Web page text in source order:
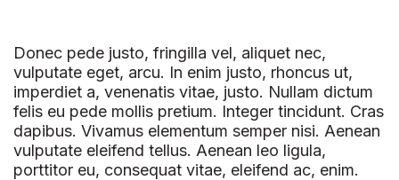
Donec pede justo, fringilla vel, aliquet nec,
vulputate eget, arcu. In enim justo, rhoncus ut,
imperdiet a, venenatis vitae, justo. Nullam dictum
felis eu pede mollis pretium. Integer tincidunt. Cras
dapibus. Vivamus elementum semper nisi. Aenean
vulputate eleifend tellus. Aenean leo ligula,
porttitor eu, consequat vitae, eleifend ac, enim.